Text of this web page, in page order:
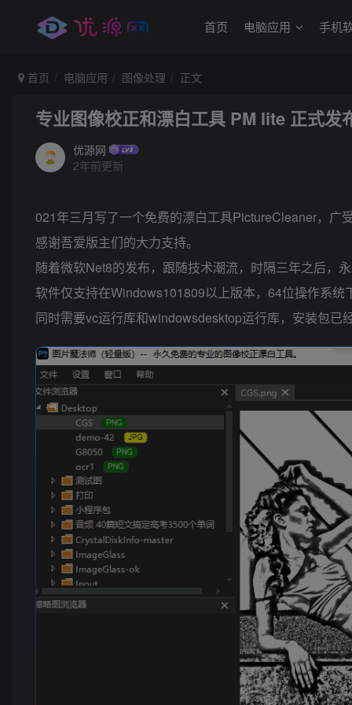
首页 电脑应用 手机
首页 电脑应用 图像处理 正文
专业图像校正和漂白工具 PM lite 正式
优源网
2年前更新
021年三月写了一个免费的漂白工具PictureCleaner，广
感谢吾爱版主们的大力支持。
随着微软Net8的发布，跟随技术潮流，时隔三年之后，
软件仅支持在Windows101809以上版本，64位操作系
同时需要vc运行库和windowsdesktop运行库，安装包已